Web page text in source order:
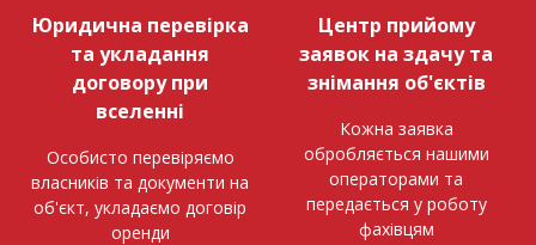
Юридична перевірка
та укладання
договору при
вселенні
Особисто перевіряємо
власників та документи на
об'єкт, укладаємо договір
оренди
Центр прийому
заявок на здачу та
знімання об'єктів
Кожна заявка
обробляється нашими
операторами та
передається у роботу
фахівцям